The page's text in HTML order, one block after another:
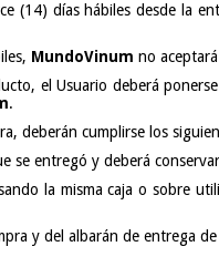
(14) días hábiles desde la
MundoVinum no
el Usuario deberá
.
deberán cumplirse los
se entregó y deberá
la misma caja o sobre
y del albarán de entrega